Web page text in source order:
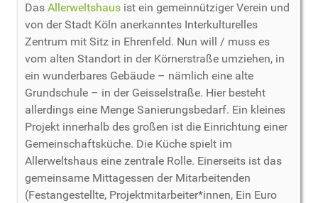
Das Allerweltshaus ist ein gemeinnütziger Verein und
von der Stadt Köln anerkanntes Interkulturelles
Zentrum mit Sitz in Ehrenfeld. Nun will / muss es
vom alten Standort in der Körnerstraße umziehen, in
ein wunderbares Gebäude – nämlich eine alte
Grundschule – in der Geisselstraße. Hier besteht
allerdings eine Menge Sanierungsbedarf. Ein kleines
Projekt innerhalb des großen ist die Einrichtung einer
Gemeinschaftsküche. Die Küche spielt im
Allerweltshaus eine zentrale Rolle. Einerseits ist das
gemeinsame Mittagessen der Mitarbeitenden
(Festangestellte, Projektmitarbeiter*innen, Ein Euro